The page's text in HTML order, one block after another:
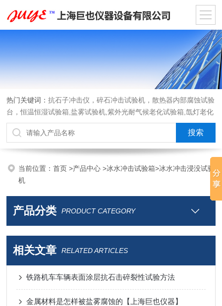
热门关键词：抗石子冲击仪，碎石冲击试验机，散热器内部腐蚀试验
台，恒温恒湿试验箱,盐雾试验机,紫外光耐气候老化试验箱,氙灯老化
试验箱，沙尘试验箱，淋雨试验箱，汽车内饰材料燃烧试验机
当前位置：首页>产品中心>冰水冲击试验箱>冰水冲击浸没试验
机
产品分类 PRODUCT CATEGORY
相关文章 RELATED ARTICLES
铁路机车车辆表面涂层抗石击碎裂性试验方法
金属材料是怎样被盐雾腐蚀的【上海巨也仪器】